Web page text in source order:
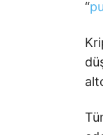
“